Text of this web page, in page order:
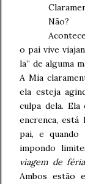
Não?
o pai vive
la” de alguma
A Mia
ela esteja
culpa dela.
encrenca,
pai, e
impondo
viagem de
Ambos estão